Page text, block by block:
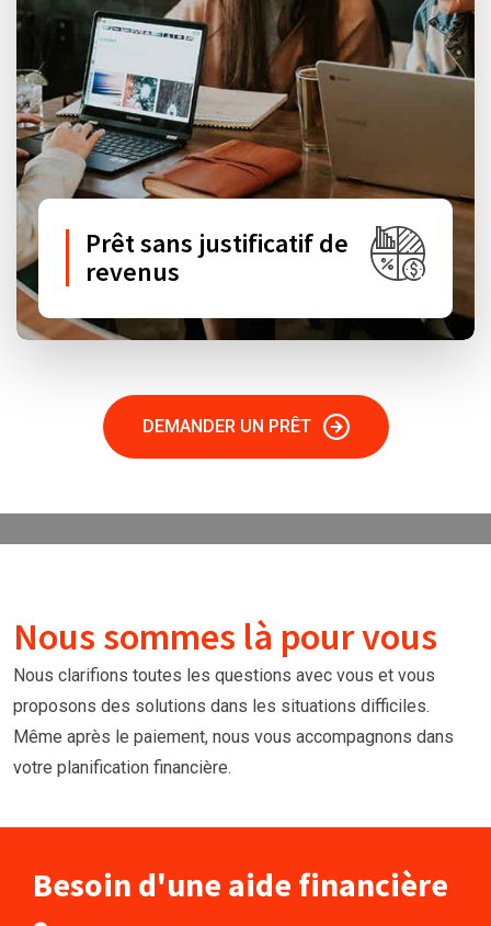
Prêt sans justificatif de
revenus
DEMANDER UN PRÊT
Nous sommes là pour vous
Nous clarifions toutes les questions avec vous et vous
proposons des solutions dans les situations difficiles.
Même après le paiement, nous vous accompagnons dans
votre planification financière.
Besoin d'une aide financière